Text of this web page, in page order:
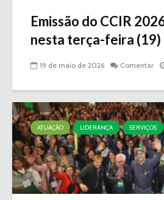
Emissão do CCIR
nesta terça-feira (19)
19 de maio de 2026 Comentar
ATUAÇÃO LIDERANÇA SERVIÇOS